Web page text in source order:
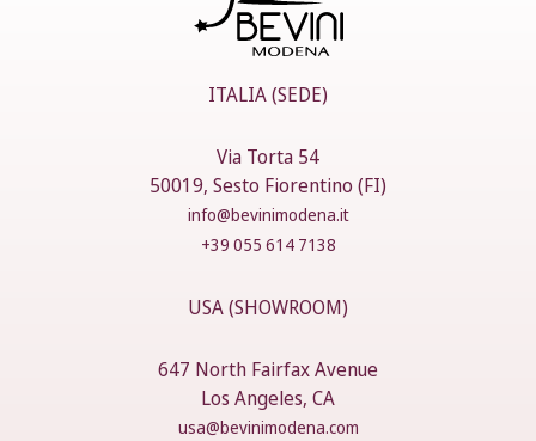
ITALIA (SEDE)
Via Torta 54
50019, Sesto Fiorentino (FI)
info@bevinimodena.it
+39 055 614 7138
USA (SHOWROOM)
647 North Fairfax Avenue
Los Angeles, CA
usa@bevinimodena.com